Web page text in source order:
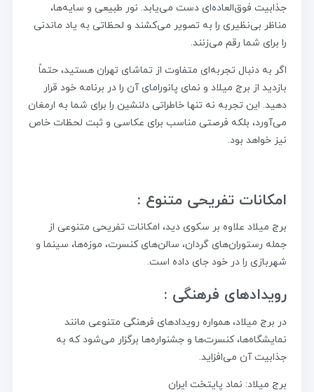
جذابیت فوق‌العاده‌ای دست می‌یابد. نور طبیعی و سایه‌ها،
مناظر بی‌نظیری را به تصویر می‌کشند و لحظاتی به یاد ماندنی
را برای شما رقم می‌زنند.
اگر به دنبال تجربه‌ای متفاوت از تماشای تهران هستید، حتماً
بازدید از برج میلاد و نمای پانورامای آن را در برنامه خود قرار
دهید. این تجربه نه تنها خاطراتی دلنشین را برای شما به ارمغان
می‌آورد، بلکه فرصتی مناسب برای عکاسی و ثبت لحظات خاص
نیز خواهد بود.
امکانات تفریحی متنوع :
برج میلاد علاوه بر سکوی دید، امکانات تفریحی متنوعی از
جمله رستوران‌های گردان، سالن‌های کنسرت، موزه‌ها، سینما و
شهربازی را در خود جای داده است.
رویدادهای فرهنگی :
در برج میلاد، همواره رویدادهای فرهنگی متنوعی مانند
نمایشگاه‌ها، کنسرت‌ها و جشنواره‌ها برگزار می‌شود که به
جذابیت آن می‌افزاید.
برج میلاد: نماد پایتخت ایران